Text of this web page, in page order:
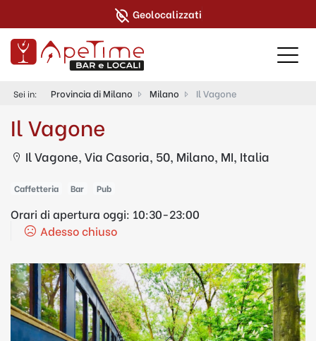
Geolocalizzati
Sei in: Provincia di Milano Milano Il Vagone
Il Vagone
Il Vagone, Via Casoria, 50, Milano, MI, Italia
Caffetteria Bar Pub
Orari di apertura oggi: 10:30-23:00
Adesso chiuso